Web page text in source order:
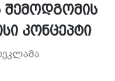
შემოდგომის
კონცეპტი